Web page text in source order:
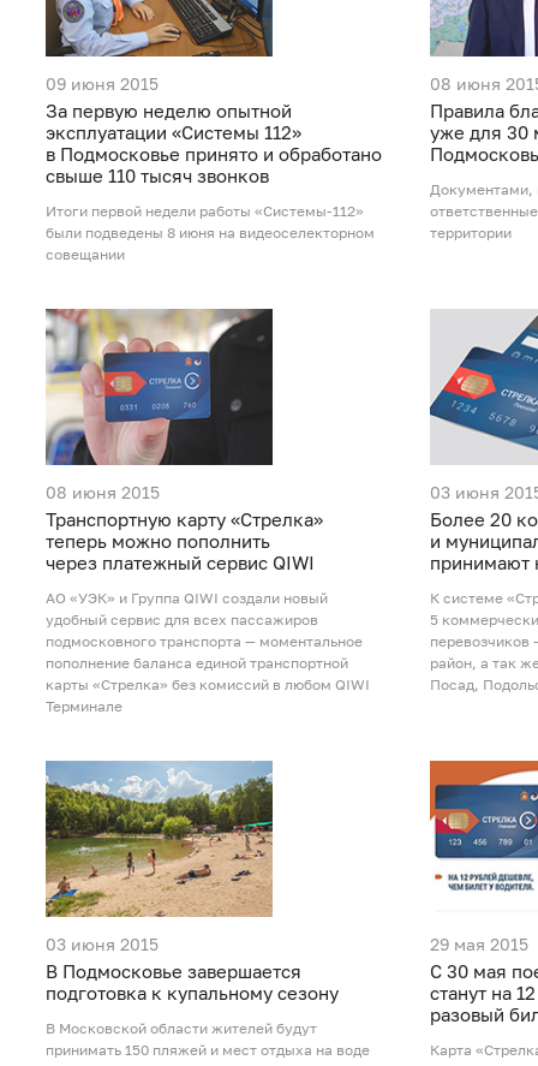
09 июня 2015
За первую неделю опытной
эксплуатации «Системы 112»
в Подмосковье принято и обработано
свыше 110 тысяч звонков
Итоги первой недели работы «Системы-112»
были подведены 8 июня на видеоселекторном
совещании
08 июня
Правила
уже для 30
Документами,
территории
08 июня 2015
Транспортную карту «Стрелка»
теперь можно пополнить
через платежный сервис QIWI
АО «УЭК» и Группа QIWI создали новый
удобный сервис для всех пассажиров
подмосковного транспорта — моментальное
пополнение баланса единой транспортной
карты «Стрелка» без комиссий в любом QIWI
Терминале
03 июня
Более 20
и
принимают
К системе
5
перевозчиков
район, а так
Посад,
03 июня 2015
В Подмосковье завершается
подготовка к купальному сезону
В Московской области жителей будут
принимать 150 пляжей и мест отдыха на воде
29 мая 2015
С 30 мая
станут на
разовый
Карта